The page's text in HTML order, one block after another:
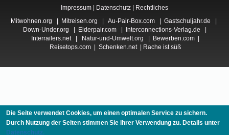
Impressum | Datenschutz | Rechtliches
Mitwohnen.org
Mitreisen.org Au-Pair-Box.com Gastschuljahr.de
Down-Under.org
Elderpair.com| Interconnections-Verlag.de
Interrailers.net| Natur-und-Umwelt.org Bewerben.com
Reisetops.com
Schenken.net| Rache ist süß
Die Seite verwendet Cookies, um einen optimalen Service zu sichern.
Durch Nutzung der Seiten stimmen Sie ihrer Verwendung zu. Details unter
Datenschutz.